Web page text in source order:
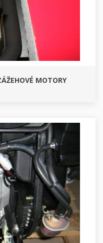
MOTORY